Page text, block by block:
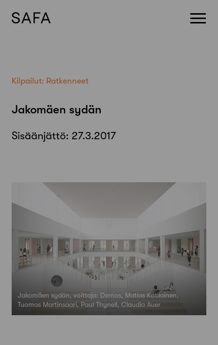
Kilpailut: Ratkenneet
Jakomäen sydän
Sisäänjättö: 27.3.2017
Jakomäen sydän, voittaja: Demos, Matias Kotilainen,
Tuomas Martinsaari, Paul Thynell, Claudia Auer